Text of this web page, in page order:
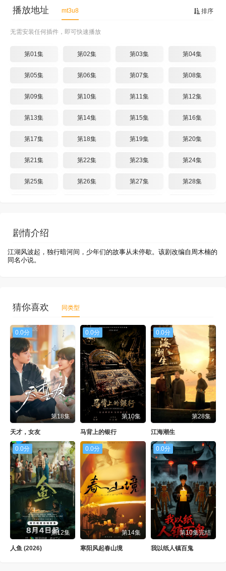
排序
播放地址 mt3u8
无需安装任何插件，即可快速播放
第01集 第02集 第03集 第04集
第05集 第06集 第07集 第08集
第09集 第10集 第11集 第12集
第13集 第14集 第15集 第16集
第17集 第18集 第19集 第20集
第21集 第22集 第23集 第24集
第25集 第26集 第27集 第28集
剧情介绍
江湖风波起，独行暗河间，少年们的故事从未停歇。 该剧改编自周木楠的
同名小说。
猜你喜欢 同类型
0.0分
第18集
天才，女友
0.0分
第10集
马背上的银行
0.0分
第28集
江海潮生
0.0分
第12集
人鱼 (2026)
0.0分
第14集
寒阳风起春山境
0.0分
第10集完结
我以纸人镇百鬼